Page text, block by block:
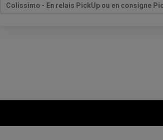
Colissimo - En relais PickUp ou en consigne